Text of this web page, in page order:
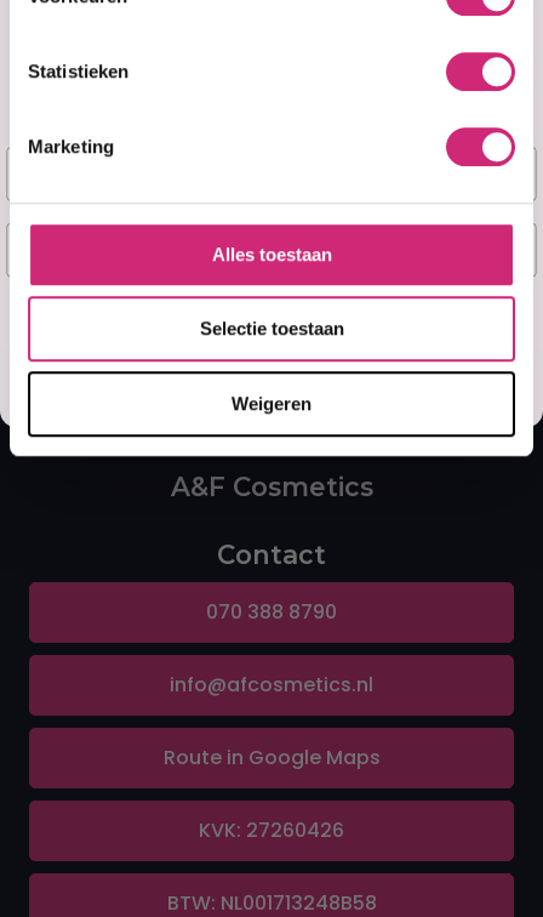
Statistieken
Marketing
Alles toestaan
Selectie toestaan
Weigeren
Op voorraad
HT26 - Intensive
Action Taches
A&F Cosmetics
Contact
070 388 8790
info@afcosmetics.nl
Route in Google Maps
KVK: 27260426
BTW: NL001713248B58
Naam
E-mail
Ja, stuur mij mijn 5% korting!
Misschien later